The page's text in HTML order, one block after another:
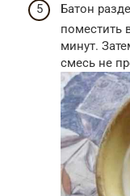
Батон
поместить
минут.
смесь не